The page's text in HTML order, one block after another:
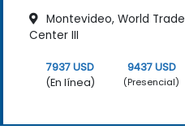
Montevideo, World Trade
Center III
7937 USD
(En línea)
9437 USD
(Presencial)